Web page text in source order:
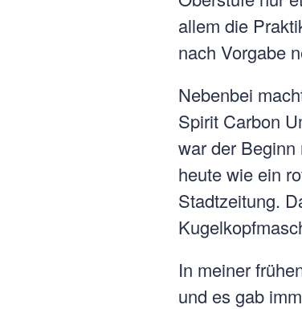
allem die
nach Vorgabe
Nebenbei
Spirit Carbon
war der
heute wie ein
Stadtzeitung.
In meiner
und es gab